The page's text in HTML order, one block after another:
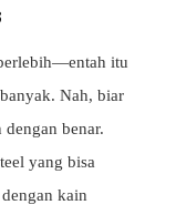
itu
Nah, biar
benar.
yang bisa
kain